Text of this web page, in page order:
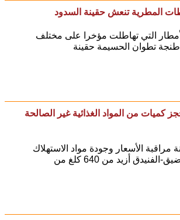
المطرية تنعش حقينة السدود
التي تهاطلت مؤخرا على مختلف
طنجة تطوان الحسيمة حقينة
كميات من المواد الغذائية غير الصالحة
الأسعار وجودة مواد الاستهلاك
أزيد من 640 كلغ من